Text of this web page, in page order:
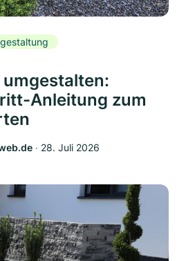
Anleitung zum
‧ 28. Juli 2026